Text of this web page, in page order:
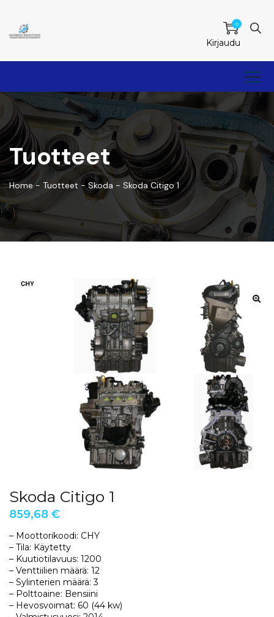
0
Kirjaudu
Tuotteet
Home- Tuotteet -Skoda - Skoda Citigo 1
Skoda Citigo 1
859,68 €
– Moottorikoodi: CHY
– Tila: Käytetty
– Kuutiotilavuus: 1200
– Venttiilien määrä: 12
– Sylinterien määrä: 3
– Polttoaine: Bensiini
– Hevosvoimat: 60 (44 kw)